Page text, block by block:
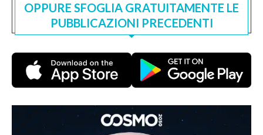
OPPURE SFOGLIA GRATUITAMENTE LE
PUBBLICAZIONI PRECEDENTI